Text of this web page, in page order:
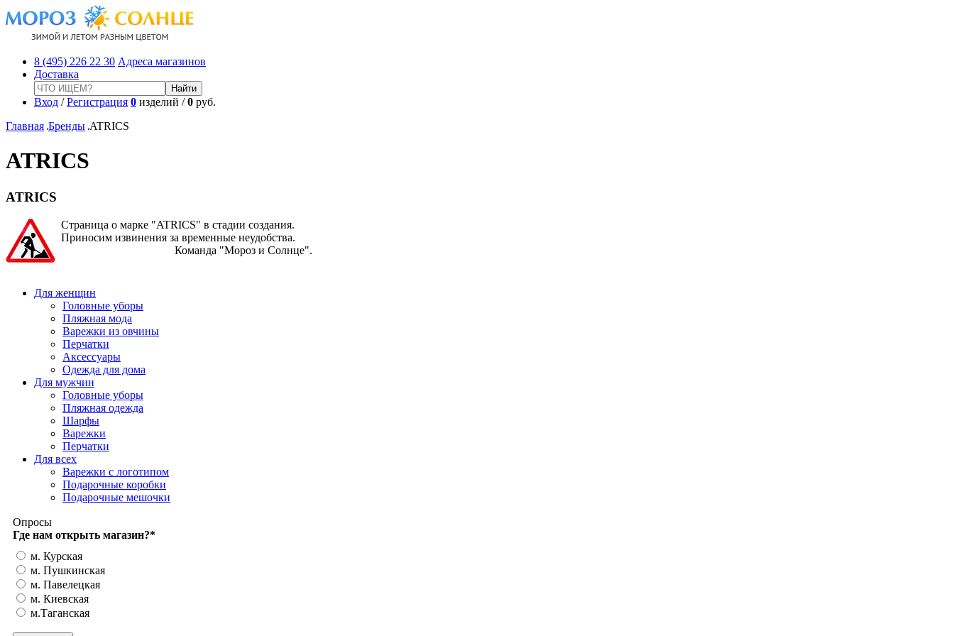
8 (495) 226 22 30 Адреса магазинов
Доставка
Вход /Регистрация 0 изделий /0 руб.
Главная Бренды ATRICS
ATRICS
ATRICS
Страница о марке "ATRICS" в стадии создания.
Приносим извинения за временные неудобства.
Команда "Мороз и Солнце".
Для женщин
Головные уборы
Пляжная мода
Варежки из овчины
Перчатки
Аксессуары
Одежда для дома
Для мужчин
Головные уборы
Пляжная одежда
Шарфы
Варежки
Перчатки
Для всех
Варежки с логотипом
Подарочные коробки
Подарочные мешочки
Опросы
Где нам открыть магазин?*
м. Курская
м. Пушкинская
м. Павелецкая
м. Киевская
м.Таганская